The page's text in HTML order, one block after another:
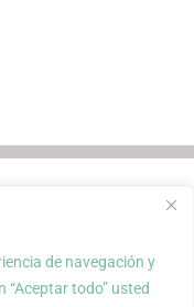
de navegación y
todo” usted
privacidad